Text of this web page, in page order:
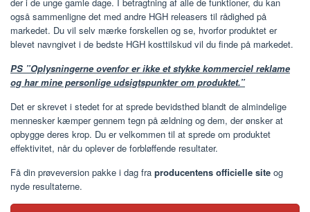
der i de unge gamle dage. I betragtning af alle de funktioner, du kan
også sammenligne det med andre HGH releasers til rådighed på
markedet. Du vil selv mærke forskellen og se, hvorfor produktet er
blevet navngivet i de bedste HGH kosttilskud vil du finde på markedet.
PS ”Oplysningerne ovenfor er ikke et stykke kommerciel reklame
og har mine personlige udsigtspunkter om produktet.”
Det er skrevet i stedet for at sprede bevidsthed blandt de almindelige
mennesker kæmper gennem tegn på ældning og dem, der ønsker at
opbygge deres krop. Du er velkommen til at sprede om produktet
effektivitet, når du oplever de forbløffende resultater.
Få din prøveversion pakke i dag fra producentens officielle site og
nyde resultaterne.